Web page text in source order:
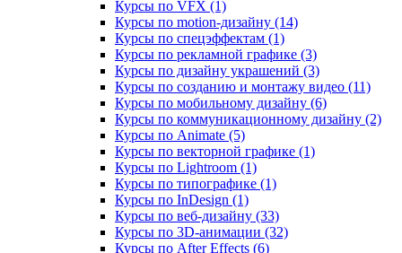
Курсы по VFX (1)
Курсы по motion-дизайну (14)
Курсы по спецэффектам (1)
Курсы по рекламной графике (3)
Курсы по дизайну украшений (3)
Курсы по созданию и монтажу видео (11)
Курсы по мобильному дизайну (6)
Курсы по коммуникационному дизайну (2)
Курсы по Animate (5)
Курсы по векторной графике (1)
Курсы по Lightroom (1)
Курсы по типографике (1)
Курсы по InDesign (1)
Курсы по веб‑дизайну (33)
Курсы по 3D‑анимации (32)
Курсы по After Effects (6)